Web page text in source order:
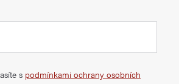
s podmínkami ochrany osobních